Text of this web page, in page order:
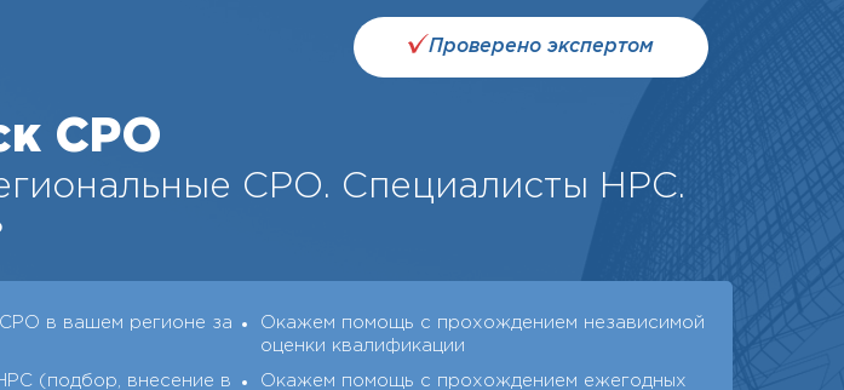
Проверено экспертом
СРО
СРО. Специалисты НРС.
в вашем регионе за
Окажем помощь с прохождением независимой
оценки квалификации
(подбор, внесение в
Окажем помощь с прохождением ежегодных